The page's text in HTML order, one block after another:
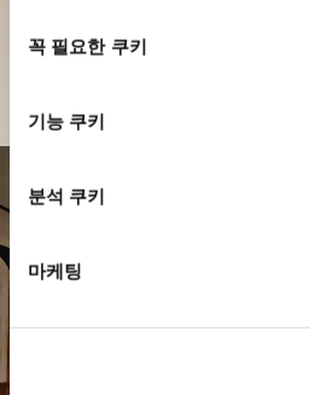
꼭 필요한 쿠키
기능 쿠키
분석 쿠키
마케팅